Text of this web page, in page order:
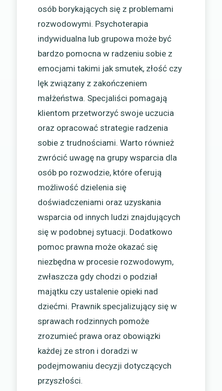
osób borykających się z problemami
rozwodowymi. Psychoterapia
indywidualna lub grupowa może być
bardzo pomocna w radzeniu sobie z
emocjami takimi jak smutek, złość czy
lęk związany z zakończeniem
małżeństwa. Specjaliści pomagają
klientom przetworzyć swoje uczucia
oraz opracować strategie radzenia
sobie z trudnościami. Warto również
zwrócić uwagę na grupy wsparcia dla
osób po rozwodzie, które oferują
możliwość dzielenia się
doświadczeniami oraz uzyskania
wsparcia od innych ludzi znajdujących
się w podobnej sytuacji. Dodatkowo
pomoc prawna może okazać się
niezbędna w procesie rozwodowym,
zwłaszcza gdy chodzi o podział
majątku czy ustalenie opieki nad
dziećmi. Prawnik specjalizujący się w
sprawach rodzinnych pomoże
zrozumieć prawa oraz obowiązki
każdej ze stron i doradzi w
podejmowaniu decyzji dotyczących
przyszłości.